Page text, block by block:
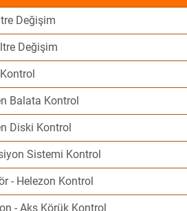
Değişim
Değişim
Balata Kontrol
Diski Kontrol
Sistemi Kontrol
- Helezon Kontrol
- Aks Körük Kontrol